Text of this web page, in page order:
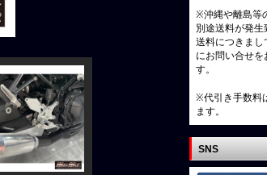
※沖縄や離島等
別途送料が発生
送料につきまし
にお問い合せを
す。
※代引き手数料
ます。
SNS